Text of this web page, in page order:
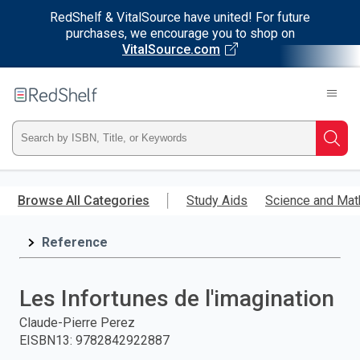
RedShelf & VitalSource have united! For future
purchases, we encourage you to shop on
VitalSource.com
main
RedShelf
Type
ISBN,
Title,
and
press
Browse All Categories Study Aids Science and
Reference
Les Infortunes de l'imagination
Claude-Pierre Perez
EISBN13: 9782842922887